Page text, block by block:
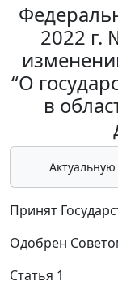
2022 г.
“О
в
Принят
Одобрен
Статья 1